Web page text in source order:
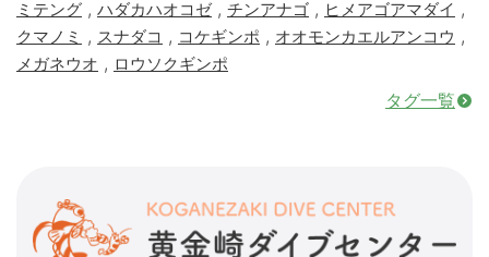
ミテング , ハダカハオコゼ, チンアナゴ , ヒメアゴアマダイ ,
クマノミ , スナダコ , コケギンポ , オオモンカエルアンコウ ,
メガネウオ , ロウソクギンポ
タグ一覧